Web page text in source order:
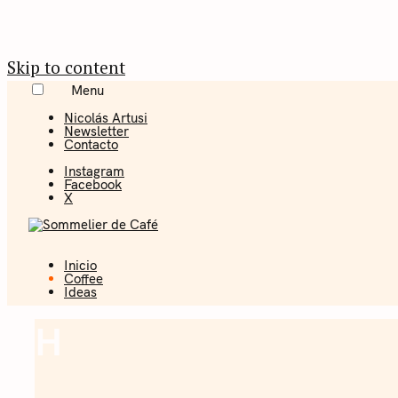
Skip to content
Menu
Nicolás Artusi
Newsletter
Contacto
Instagram
Facebook
X
Coffee + Ideas
Inicio
Coffee
Ideas